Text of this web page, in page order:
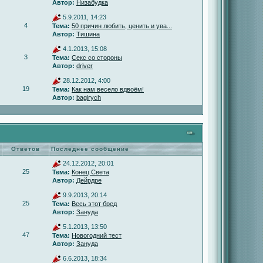
Автор: Низабудка
4
5.9.2011, 14:23
Тема: 50 причин любить, ценить и ува...
Автор: Тишина
3
4.1.2013, 15:08
Тема: Секс со стороны
Автор: driver
19
28.12.2012, 4:00
Тема: Как нам весело вдвоём!
Автор: bagirych
Ответов Последнее сообщение
25
24.12.2012, 20:01
Тема: Конец Света
Автор: Дейрдре
25
9.9.2013, 20:14
Тема: Весь этот бред
Автор: Зануда
47
5.1.2013, 13:50
Тема: Новогодний тест
Автор: Зануда
6.6.2013, 18:34